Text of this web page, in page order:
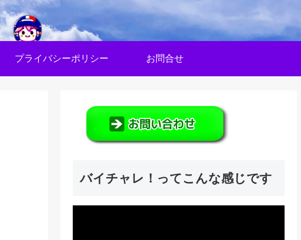
プライバシーポリシー お問合せ
バイチャレ！ってこんな感じです